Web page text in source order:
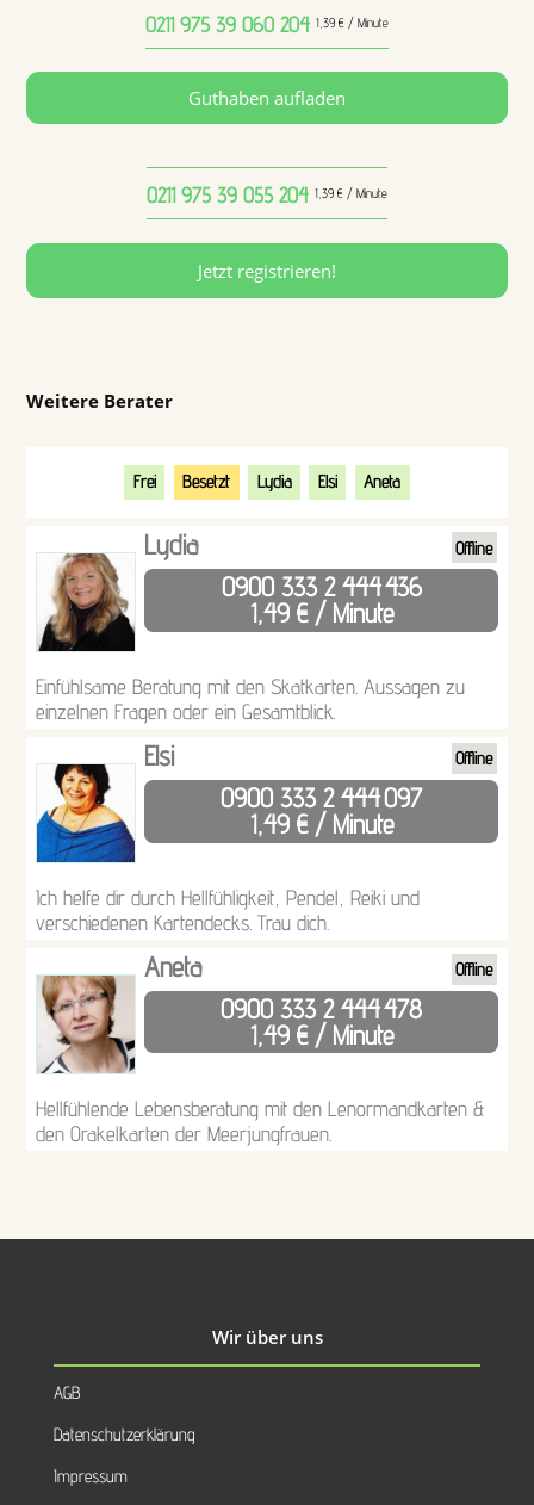
0211 975 39 060 204 1,39 € / Minute
Guthaben aufladen
0211 975 39 055 204 1,39 € / Minute
Jetzt registrieren!
Weitere Berater
Frei Besetzt Lydia Elsi Aneta
Lydia Offline
0900 333 2 444436
1,49 € / Minute
Einfühlsame Beratung mit den Skatkarten. Aussagen zu
einzelnen Fragen oder ein Gesamtblick.
Elsi Offline
0900 333 2 444097
1,49 € / Minute
Ich helfe dir durch Hellfühligkeit, Pendel, Reiki und
verschiedenen Kartendecks. Trau dich.
Aneta Offline
0900 333 2 444478
1,49 € / Minute
Hellfühlende Lebensberatung mit den Lenormandkarten &
den Orakelkarten der Meerjungfrauen.
Wir über uns
AGB
Datenschutzerklärung
Impressum